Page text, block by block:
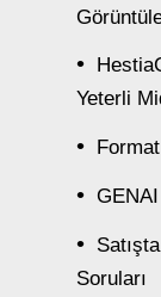
Yeterli
Soruları